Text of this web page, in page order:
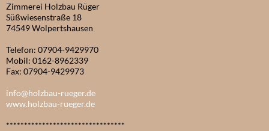
Zimmerei Holzbau Rüger
Süßwiesenstraße 18
74549 Wolpertshausen
Telefon: 07904-9429970
Mobil: 0162-8962339
Fax: 07904-9429973
info@holzbau-rueger.de
www.holzbau-rueger.de
*********************************